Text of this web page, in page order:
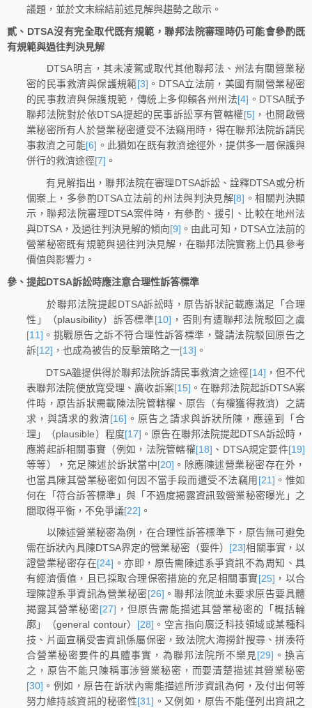
議題，並於文末綜結前述見解與趨勢之啟示。
貳、DTSA沒有完全取代既有規範，聯邦法院審理時仍可能會參酌既
有規範與過往判決見解
DTSA明言，其未凌駕或取代其他聯邦法、州法有關營業秘
密的民事救濟與保護規範[3] 。DTSA立法前，美國有關營業秘密
的民事救濟與保護規範，傳統上多仰賴各州州法[4] 。DTSA賦予
聯邦法院對於依DTSA提起的民事訴訟享有管轄權[5] ，也開啟營
業秘密所有人於營業秘密遭受不法竊用時，得在聯邦法院訴請民
事救濟之可能[6] 。此猶如在既有救濟途徑外，提供多一層保護與
併行的救濟途徑[7] 。
有見解指出，聯邦法院在審理DTSA訴訟、詮釋DTSA或分析
個案上，多參酌DTSA立法前的州法與判決見解[8] 。相關判決顯
示，聯邦法院審理DTSA案件時，有參酌、援引、比較在地州法
與DTSA，及過往判決見解的傾向[9] 。由此可知，DTSA立法前的
營業秘密既有規範與過往判決見解，在聯邦法院實務上仍具參考
價值與影響力。
參、提起DTSA訴訟時應注意合理性訴答標準
於聯邦法院提起DTSA訴訟時，原告訴狀記載應滿足「合理
性」（plausibility）訴答標準[10] ，否則有遭聯邦法院駁回之虞
[11] 。挑戰原告之訴不符合理性訴答標準，聲請法院駁回原告之
訴[12] ，也成為被告的反擊策略之一[13] 。
DTSA雖提供得於聯邦法院訴請民事救濟之途徑[14] ，但不代
表聯邦法院便放寬受理、廣收訴案[15] 。在聯邦法院起訴DTSA案
件時，原告訴狀需載陳法院管轄權、原告（有權獲得救濟）之請
求，與請求的救濟[16] 。原告之請求與訴狀所陳，應達到「合
理」（plausible）程度[17] 。原告在聯邦法院提起DTSA訴訟時，
應將起訴相關事實（例如，法院管轄權[18] 、DTSA規定要件[19]
等等），充足陳述於訴狀當中[20] 。除應陳述營業秘密存在外，
也當具陳其營業秘密如何因不當手段而遭受不法竊用 [21] 。惟如
何在「符合訴答標準」與「不過度揭露資訊致營業秘密曝光」之
間取得平衡，不免爭議[22] 。
以陳述營業秘密為例，在合理性訴答標準下，原告無可避免
需在訴狀內具陳DTSA界定的營業秘密（要件） [23]相關事實，以
證營業秘密存在[24] 。亦即，原告需陳述系爭資訊不為周知、具
有經濟價值，且已採取合理保密措施的充足相關事實[25] ，以合
理陳證系爭資訊為營業秘密[26] 。聯邦法院並未要求原告要具體
揭露其營業秘密[27] ，但原告需能描述其營業秘密的「概括輪
廓」（general contour） [28] 。空言指向廣泛科技領域或某種科
技、片面宣稱受害資訊係屬保密，致法院大海撈針搜尋、拼湊符
合營業秘密要件的具體事實，為聯邦法院所不樂見[29] 。換言
之，原告不能只陳稱事涉營業秘密，而要清楚描述其營業秘密
[30] 。例如，原告在訴狀內需能描述所涉資訊為何，及付出何等
努力維持該資訊的秘密性[31] 。又例如，原告不能僅列出資訊之